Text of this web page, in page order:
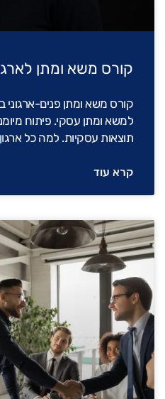
קורס משא ומתן
קורס משא ומתן פנים-ארגוני
למשא ומתן עסקי. פיתוח
תוצאות עסקיות. למה כל
קרא עוד